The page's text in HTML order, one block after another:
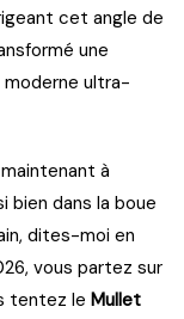
cet angle de
une
moderne ultra-
à
bien dans la boue
dites-moi en
vous partez sur
tentez le Mullet